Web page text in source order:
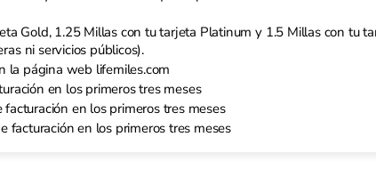
Gold, 1.25 Millas con tu tarjeta Platinum y 1.5 Millas con tu
ni servicios públicos).
la página web lifemiles.com
en los primeros tres meses
en los primeros tres meses
facturación en los primeros tres meses